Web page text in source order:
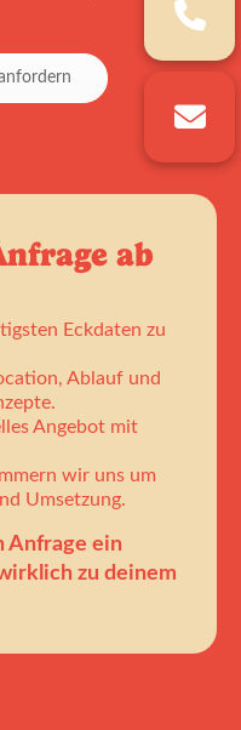
ab
Eckdaten zu
Ablauf und
Angebot mit
wir uns um
Umsetzung.
Anfrage ein
zu deinem